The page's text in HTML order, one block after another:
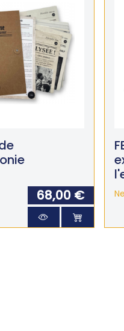
68,00 €